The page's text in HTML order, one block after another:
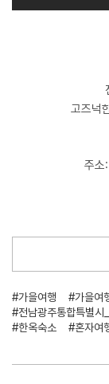
고즈넉
주소
#가을여행 #가을여
#전남광주통합특별시
#한옥숙소
#혼자여